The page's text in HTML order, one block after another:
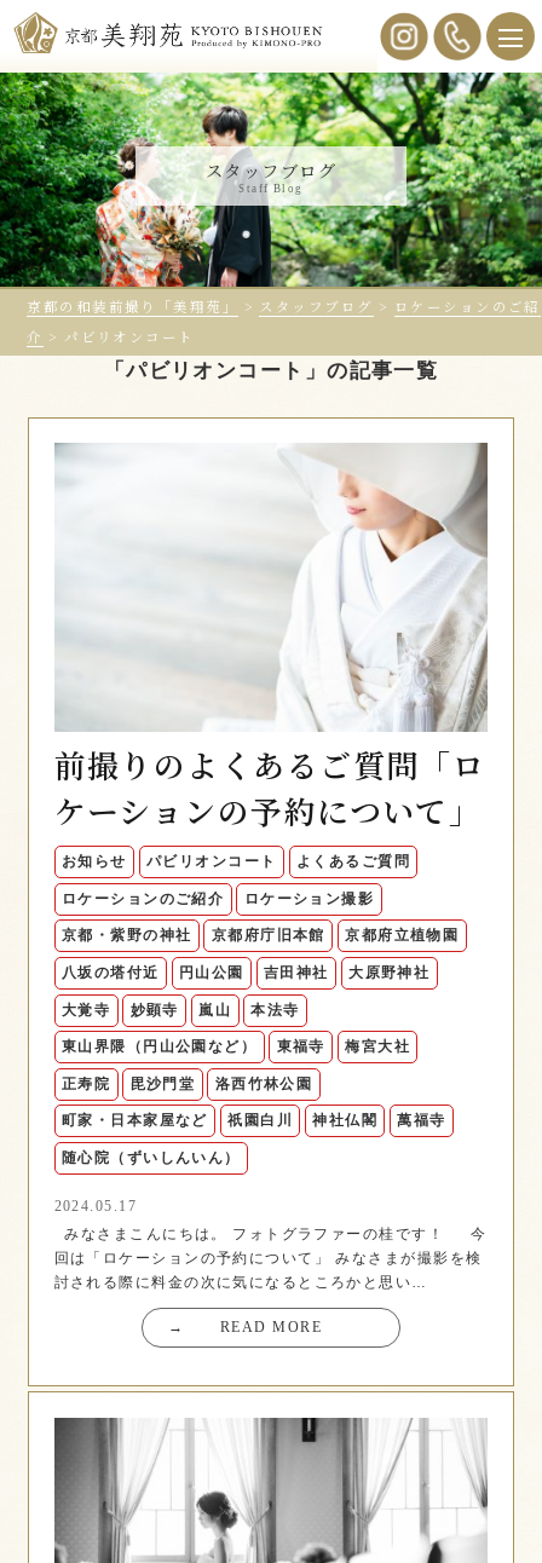
スタッフブログ
Staff Blog
京都の和装前撮り「美翔苑」 > スタッフブログ > ロケーションのご紹
介 > パビリオンコート
「パビリオンコート」の記事一覧
前撮りのよくあるご質問「ロ
ケーションの予約について」
お知らせ パビリオンコート よくあるご質問
ロケーションのご紹介 ロケーション撮影
京都・紫野の神社 京都府庁旧本館 京都府立植物園
八坂の塔付近 円山公園 吉田神社 大原野神社
大覚寺 妙顕寺 嵐山 本法寺
東山界隈（円山公園など） 東福寺 梅宮大社
正寿院 毘沙門堂 洛西竹林公園
町家・日本家屋など 祇園白川 神社仏閣 萬福寺
随心院（ずいしんいん）
2024.05.17
みなさまこんにちは。 フォトグラファーの桂です！ 今
回は「ロケーションの予約について」 みなさまが撮影を検
討される際に料金の次に気になるところかと思い…
→ READ MORE